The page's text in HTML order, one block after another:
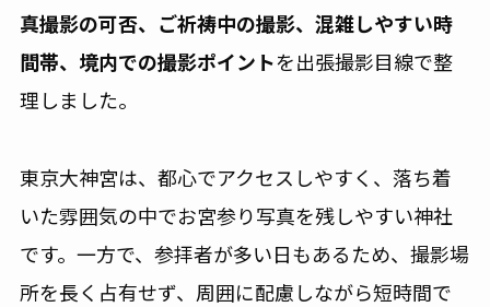
真撮影の可否、ご祈祷中の撮影、混雑しやすい時
間帯、境内での撮影ポイントを出張撮影目線で整
理しました。
東京大神宮は、都心でアクセスしやすく、落ち着
いた雰囲気の中でお宮参り写真を残しやすい神社
です。一方で、参拝者が多い日もあるため、撮影場
所を長く占有せず、周囲に配慮しながら短時間で